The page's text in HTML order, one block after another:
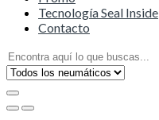
Tecnología Seal Inside
Contacto
Search
for:
OpenClose